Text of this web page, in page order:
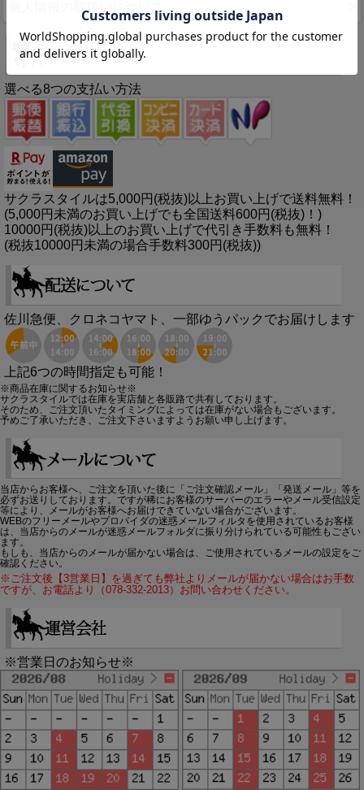
選べる8つの支払い方法
サクラスタイルは5,000円(税抜)以上お買い上げで送料無料！
(5,000円未満のお買い上げでも全国送料600円(税抜)！)
10000円(税抜)以上のお買い上げで代引き手数料も無料！
(税抜10000円未満の場合手数料300円(税抜))
佐川急便、クロネコヤマト、一部ゆうパックでお届けします
上記6つの時間指定も可能！
※商品在庫に関するお知らせ※
サクラスタイルでは在庫を実店舗と各販路で共有しております。
そのため、ご注文頂いたタイミングによっては在庫がない場合もございます。
予めご了承いただき、ご注文下さいますようお願い申し上げます。
当店からお客様へ、ご注文を頂いた後に「ご注文確認メール」「発送メール」等を
必ずお送りしております。ですが稀にお客様のサーバーのエラーやメール受信設定
等により、メールがお客様へお届けできていない場合がございます。
WEBのフリーメールやプロバイダの迷惑メールフィルタを使用されているお客様
は、当店からのメールが迷惑メールフォルダに振り分けられている可能性もござい
ます。
もしも、当店からのメールが届かない場合は、ご使用されているメールの設定をご
確認ください。
※ご注文後【3営業日】を過ぎても弊社よりメールが届かない場合はお手数
ですが、お電話より（078-332-2013）お問い合わせください。
※営業日のお知らせ※